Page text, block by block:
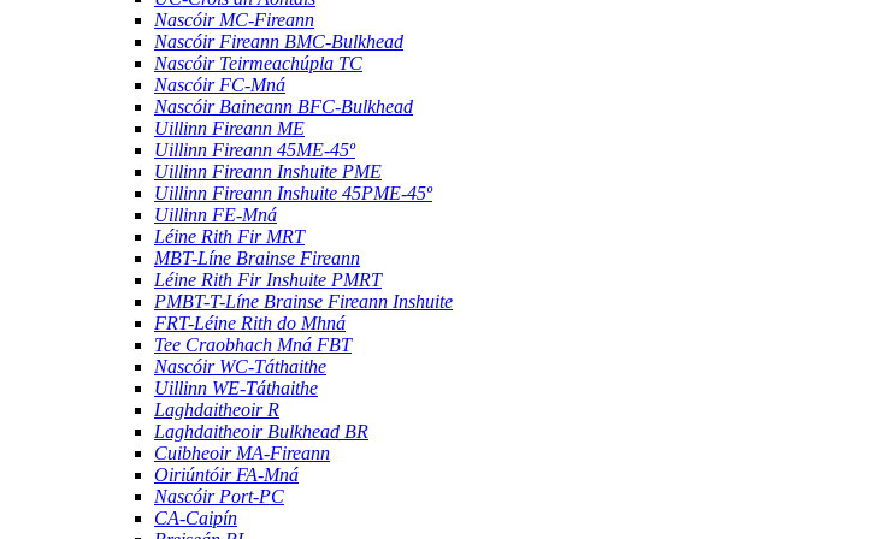
Nascóir MC-Fireann
Nascóir Fireann BMC-Bulkhead
Nascóir Teirmeachúpla TC
Nascóir FC-Mná
Nascóir Baineann BFC-Bulkhead
Uillinn Fireann ME
Uillinn Fireann 45ME-45º
Uillinn Fireann Inshuite PME
Uillinn Fireann Inshuite 45PME-45º
Uillinn FE-Mná
Léine Rith Fir MRT
MBT-Líne Brainse Fireann
Léine Rith Fir Inshuite PMRT
PMBT-T-Líne Brainse Fireann Inshuite
FRT-Léine Rith do Mhná
Tee Craobhach Mná FBT
Nascóir WC-Táthaithe
Uillinn WE-Táthaithe
Laghdaitheoir R
Laghdaitheoir Bulkhead BR
Cuibheoir MA-Fireann
Oiriúntóir FA-Mná
Nascóir Port-PC
CA-Caipín